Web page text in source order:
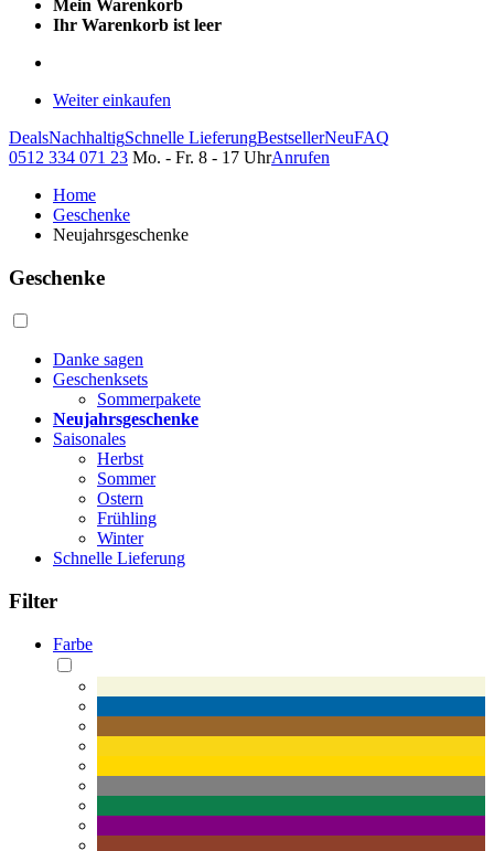
Mein Warenkorb
Ihr Warenkorb ist leer
Weiter einkaufen
DealsNachhaltigSchnelle LieferungBestsellerNeuFAQ
0512 334 071 23 Mo. - Fr. 8 - 17 UhrAnrufen
Home
Geschenke
Neujahrsgeschenke
Geschenke
Danke sagen
Geschenksets
Sommerpakete
Neujahrsgeschenke
Saisonales
Herbst
Sommer
Ostern
Frühling
Winter
Schnelle Lieferung
Filter
Farbe